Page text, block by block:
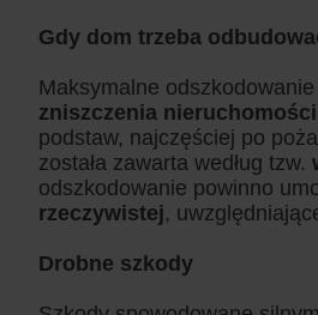
Gdy dom trzeba
Maksymalne
zniszczenia nieruchomości
podstaw, najczęściej po
została zawarta według tzw.
odszkodowanie powinno
rzeczywistej,
Drobne szkody